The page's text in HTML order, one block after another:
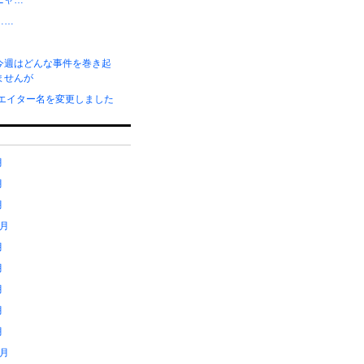
週はどんな事件を巻き起
んが
イター名を変更しました